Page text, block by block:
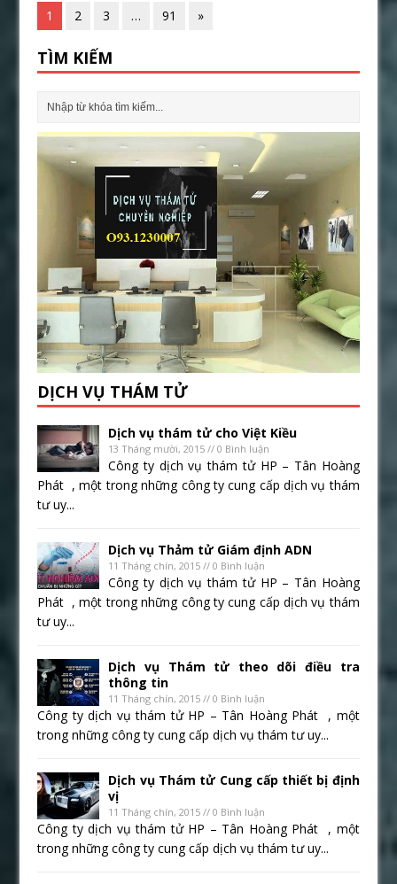
1 2 3 … 91 »
TÌM KIẾM
DỊCH VỤ THÁM TỬ
Dịch vụ thám tử cho Việt Kiều
13 Tháng mười, 2015 // 0 Bình luận
Công ty dịch vụ thám tử HP – Tân Hoàng
Phát , một trong những công ty cung cấp dịch vụ thám
tư uy...
Dịch vụ Thảm tử Giám định ADN
11 Tháng chín, 2015 // 0 Bình luận
Công ty dịch vụ thám tử HP – Tân Hoàng
Phát , một trong những công ty cung cấp dịch vụ thám
tư uy...
Dịch vụ Thám tử theo dõi điều tra
thông tin
11 Tháng chín, 2015 // 0 Bình luận
Công ty dịch vụ thám tử HP – Tân Hoàng Phát , một
trong những công ty cung cấp dịch vụ thám tư uy...
Dịch vụ Thám tử Cung cấp thiết bị định
vị
11 Tháng chín, 2015 // 0 Bình luận
Công ty dịch vụ thám tử HP – Tân Hoàng Phát , một
trong những công ty cung cấp dịch vụ thám tư uy...